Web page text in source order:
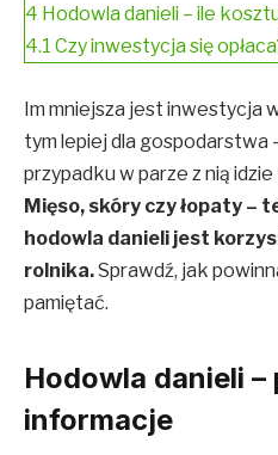
4 Hodowla danieli – ile
4.1 Czy inwestycja się
Im mniejsza jest inwestycja
tym lepiej dla gospodarstwa
przypadku w parze z nią
Mięso, skóry czy łopaty –
hodowla danieli jest
rolnika.Sprawdź, jak
pamiętać.
Hodowla danieli
informacje